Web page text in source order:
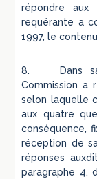
répondre aux
requérante a
1997, le
8. Dans sa
Commission a
selon laquelle
aux quatre
conséquence,
réception de
réponses
paragraphe 4,